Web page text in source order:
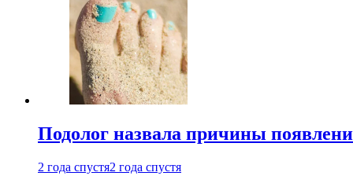
Подолог назвала причины
2 года спустя2 года спустя